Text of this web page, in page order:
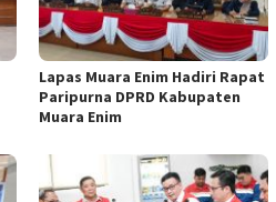
Lapas Muara Enim Hadiri Rapat
Paripurna DPRD Kabupaten
Muara Enim